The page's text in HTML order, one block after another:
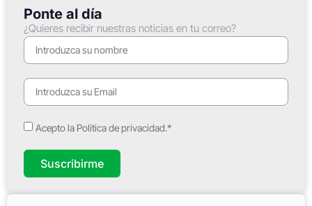
Ponte al día
¿Quieres recibir nuestras noticias en tu correo?
Acepto la Política de privacidad.*
Suscribirme